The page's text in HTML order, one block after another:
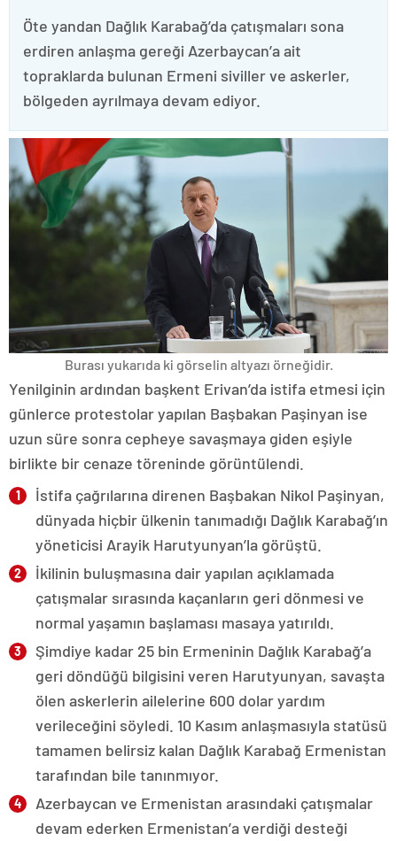
Öte yandan Dağlık Karabağ’da çatışmaları sona
erdiren anlaşma gereği Azerbaycan’a ait
topraklarda bulunan Ermeni siviller ve askerler,
bölgeden ayrılmaya devam ediyor.
Burası yukarıda ki görselin altyazı örneğidir.
Yenilginin ardından başkent Erivan’da istifa etmesi için
günlerce protestolar yapılan Başbakan Paşinyan ise
uzun süre sonra cepheye savaşmaya giden eşiyle
birlikte bir cenaze töreninde görüntülendi.
İstifa çağrılarına direnen Başbakan Nikol Paşinyan,
dünyada hiçbir ülkenin tanımadığı Dağlık Karabağ’ın
yöneticisi Arayik Harutyunyan’la görüştü.
İkilinin buluşmasına dair yapılan açıklamada
çatışmalar sırasında kaçanların geri dönmesi ve
normal yaşamın başlaması masaya yatırıldı.
Şimdiye kadar 25 bin Ermeninin Dağlık Karabağ’a
geri döndüğü bilgisini veren Harutyunyan, savaşta
ölen askerlerin ailelerine 600 dolar yardım
verileceğini söyledi. 10 Kasım anlaşmasıyla statüsü
tamamen belirsiz kalan Dağlık Karabağ Ermenistan
tarafından bile tanınmıyor.
Azerbaycan ve Ermenistan arasındaki çatışmalar
devam ederken Ermenistan’a verdiği desteği